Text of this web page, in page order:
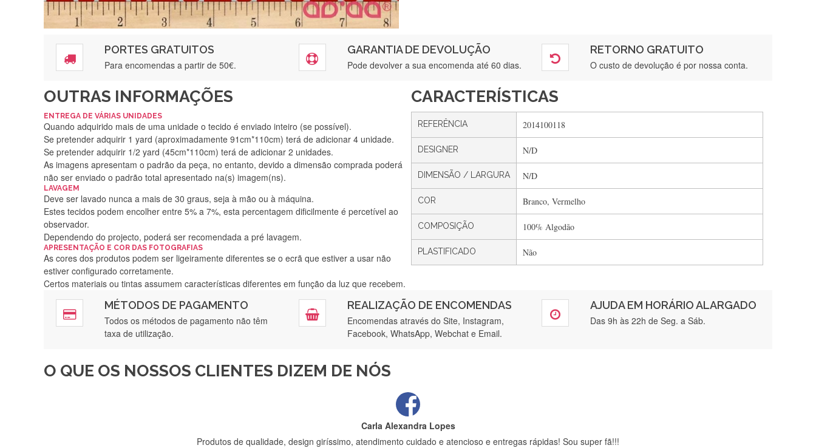
PORTES GRATUITOS
Para encomendas a partir de 50€.
GARANTIA DE DEVOLUÇÃO
Pode devolver a sua encomenda até 60 dias.
RETORNO GRATUITO
O custo de devolução é por nossa conta.
OUTRAS INFORMAÇÕES
ENTREGA DE VÁRIAS UNIDADES
Quando adquirido mais de uma unidade o tecido é enviado inteiro (se possível).
Se pretender adquirir 1 yard (aproximadamente 91cm*110cm) terá de adicionar 4 unidade.
Se pretender adquirir 1/2 yard (45cm*110cm) terá de adicionar 2 unidades.
As imagens apresentam o padrão da peça, no entanto, devido a dimensão comprada poderá
não ser enviado o padrão total apresentado na(s) imagem(ns).
LAVAGEM
Deve ser lavado nunca a mais de 30 graus, seja à mão ou à máquina.
Estes tecidos podem encolher entre 5% a 7%, esta percentagem dificilmente é percetível ao
observador.
Dependendo do projecto, poderá ser recomendada a pré lavagem.
APRESENTAÇÃO E COR DAS FOTOGRAFIAS
As cores dos produtos podem ser ligeiramente diferentes se o ecrã que estiver a usar não
estiver configurado corretamente.
Certos materiais ou tintas assumem características diferentes em função da luz que recebem.
CARACTERÍSTICAS
REFERÊNCIA 2014100118
DESIGNER N/D
DIMENSÃO / LARGURA N/D
COR Branco, Vermelho
COMPOSIÇÃO 100% Algodão
PLASTIFICADO Não
MÉTODOS DE PAGAMENTO
Todos os métodos de pagamento não têm
taxa de utilização.
REALIZAÇÃO DE ENCOMENDAS
Encomendas através do Site, Instagram,
Facebook, WhatsApp, Webchat e Email.
AJUDA EM HORÁRIO ALARGADO
Das 9h às 22h de Seg. a Sáb.
O QUE OS NOSSOS CLIENTES DIZEM DE NÓS
Silvia Lopes
Encomenda direitinha. Rapidez e segurança. Volto a encomendar.
Silvia André
Gostei ,Serviço bastante rápido. recomendo
Filipa Freire
Rápido, atendimento 5*. Hoje chegará a segunda encomenda feita de muitas certamente❤️
Recebi a minha encomenda, rápida entrega e vinha muito bem protegida para o transporte, muito obrigada , serviço 5 estrelas
Carla Alexandra Lopes
Produtos de qualidade, design giríssimo, atendimento cuidado e atencioso e entregas rápidas! Sou super fã!!!